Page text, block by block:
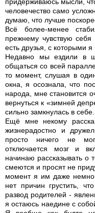
человечество само
думаю, что лучше
Всё более-менее
прежнему чувствую
есть друзья, с которыми
Недавно мы ездили в
общаться со всей
то момент, слушая в
окна, я осознала, что
народа, мне становится
вернуться к «зимней
сильно замкнулась в себе.
Ещё мне некому
жизнерадостно и
просто ничего не
отключается мозг и
начинаю рассказывать
смеются и просят не
момент я им даже
нет причин грустить,
развод родителей -
я остаюсь наедине с